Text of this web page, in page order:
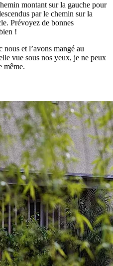
montant sur la gauche pour
par le chemin sur la
Prévoyez de bonnes
!
et l’avons mangé au
vue sous nos yeux, je ne peux
même.